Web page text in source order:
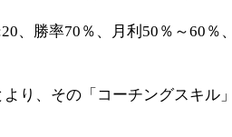
、勝率70％、月利50％～60％
より、その「コーチングスキル